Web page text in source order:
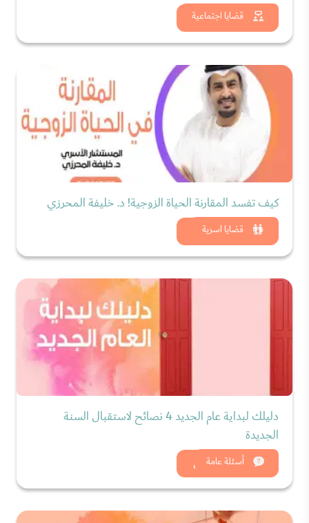
قضايا اجتماعية
شاهد الان
قضايا اسرية
كيف تفسد المقارنة الحياة الزوجية! د. خليفة المحرزي
شاهد الان
أسئلة عامة
دليلك لبداية عام الجديد 4 نصائح لاستقبال السنة
الجديدة
شاهد الان